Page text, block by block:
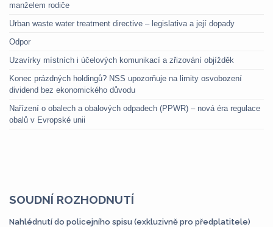
manželem rodiče
Urban waste water treatment directive – legislativa a její dopady
Odpor
Uzavírky místních i účelových komunikací a zřizování objížděk
Konec prázdných holdingů? NSS upozorňuje na limity osvobození
dividend bez ekonomického důvodu
Nařízení o obalech a obalových odpadech (PPWR) – nová éra regulace
obalů v Evropské unii
SOUDNÍ ROZHODNUTÍ
Nahlédnutí do policejního spisu (exkluzivně pro předplatitele)